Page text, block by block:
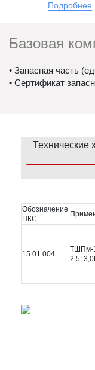
Подробнее
Базовая
• Запасная часть
• Сертификат
Технические
Обозначение
ПКС
15.01.004
ТШПм-
2,5;